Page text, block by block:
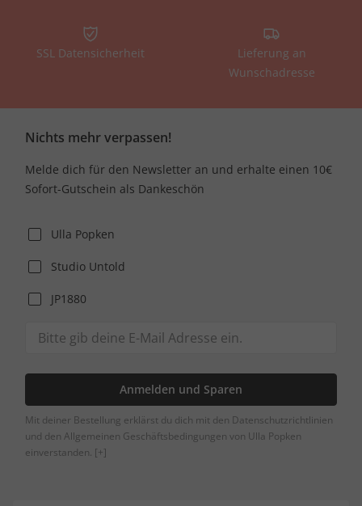
SSL Datensicherheit
Lieferung an
Wunschadresse
Nichts mehr verpassen!
Melde dich für den Newsletter an und erhalte einen 10€
Sofort-Gutschein als Dankeschön
Ulla Popken
Studio Untold
JP1880
Anmelden und Sparen
Mit deiner Bestellung erklärst du dich mit den Datenschutzrichtlinien
und den Allgemeinen Geschäftsbedingungen von Ulla Popken
einverstanden. [+]